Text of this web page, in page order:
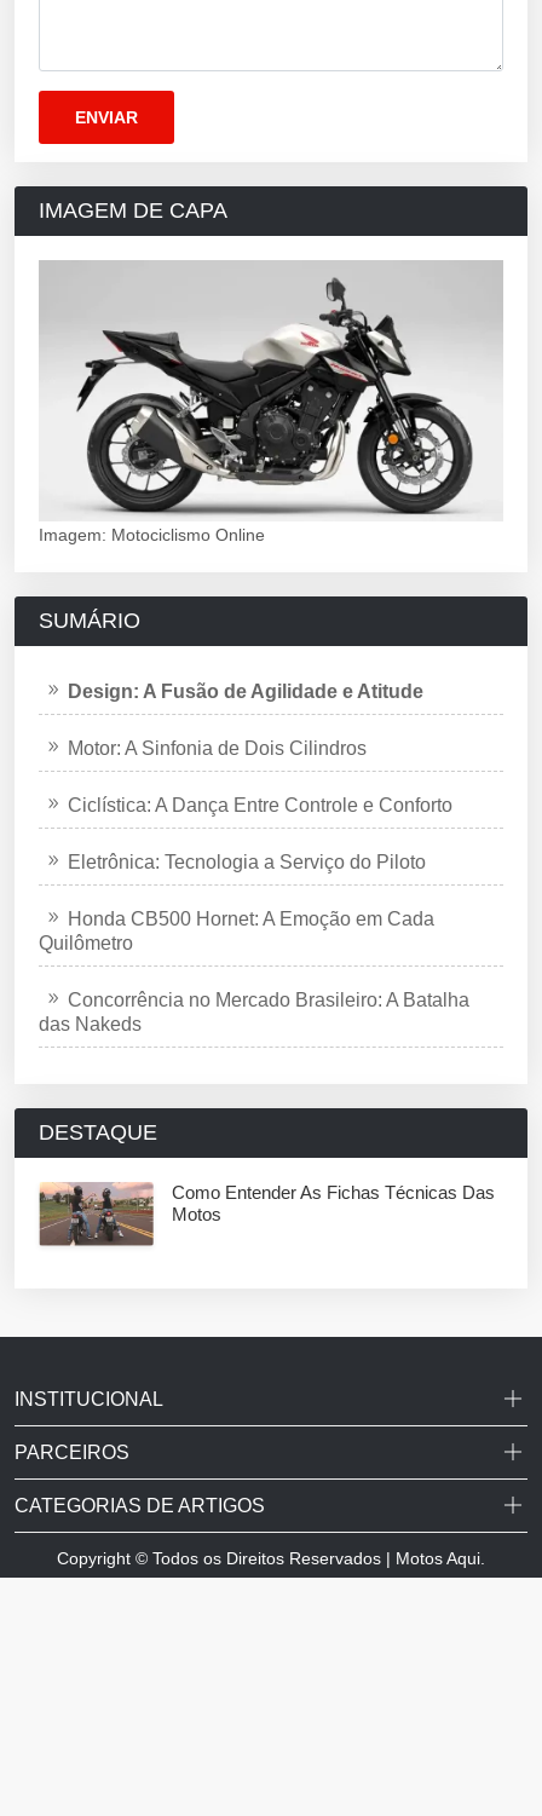
IMAGEM DE CAPA
Imagem: Motociclismo Online
SUMÁRIO
Design: A Fusão de Agilidade e Atitude
Motor: A Sinfonia de Dois Cilindros
Ciclística: A Dança Entre Controle e Conforto
Eletrônica: Tecnologia a Serviço do Piloto
Honda CB500 Hornet: A Emoção em Cada
Quilômetro
Concorrência no Mercado Brasileiro: A Batalha
das Nakeds
DESTAQUE
Como Entender As Fichas Técnicas Das
Motos
INSTITUCIONAL
PARCEIROS
CATEGORIAS DE ARTIGOS
Copyright © Todos os Direitos Reservados | Motos Aqui.